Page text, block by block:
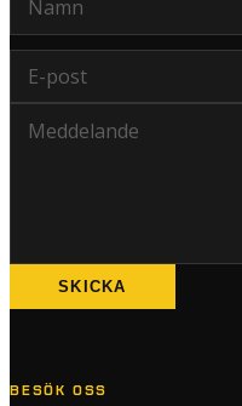
SKICKA
BESÖK OSS